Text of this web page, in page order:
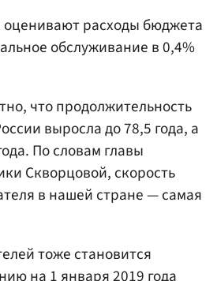
расходы бюджета
обслуживание в 0,4%
что продолжительность
выросла до 78,5 года, а
По словам главы
Скворцовой, скорость
в нашей стране — самая
тоже становится
на 1 января 2019 года